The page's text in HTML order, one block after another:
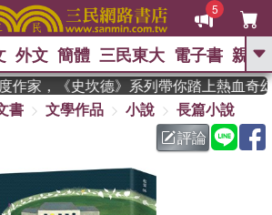
5
GO
熱搜： 東野圭吾 、 高希均教授回憶錄
父親節 、 如果歷
暑期推薦 、 國際布克
獎 臺灣漫遊錄 、 方念華
登輝時代 、 數學女孩：黎曼猜想
偉大的迷走神經
外文 簡體 三民東大 電子書 親子
，《史坎德》系列帶你踏上熱血奇幻
書 文學作品 小說
長篇小說
評論